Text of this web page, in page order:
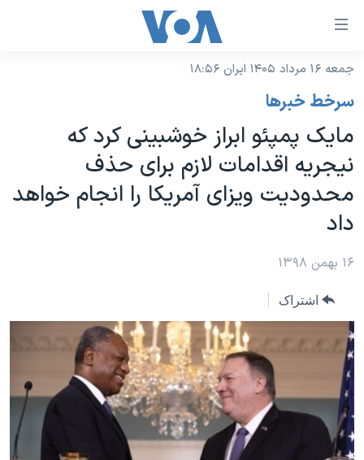
لینکهای
دسترسی
جهش
محتوای
اصلی
جهش
صفحه
جهش
جستجو
نسخه سبک وب‌سایت
موضوع ها
ایران
آمریکا
جهان
ورزشی
گزیده‌ها
ویژه برنامه‌ها
ویدیوها
فرهنگ و زندگی
حقوق شهروندی
اقتصادی
برنامه های تلویزیونی
جدول برنامه ها
صفحه‌های ویژه
جام جهانی ۲۰۲۶
عملیات خشم حماسی
۲۵۰سالگی آمریکا
بایگانی برنامه‌های تلویزیونی
انتخابات ریاست جمهوری آمریکا ۲۰۲۴
حمله جمهوری اسلامی به اسرائیل
فرکانس‌های صدای آمریکا
پخش رادیویی
یادگیری زبان انگلیسی
دنبال کنید
جمعه ۱۶ مرداد ۱۴۰۵ ایران ۱۸:۵۶
سرخط خبرها
مایک پمپئو ابراز خوشبینی کرد که
نیجریه اقدامات لازم برای حذف
محدودیت ویزای آمریکا را انجام خواهد
داد
۱۶ بهمن ۱۳۹۸
اشتراک